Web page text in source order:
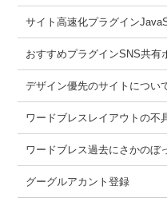
サイト高速化プラグイン
おすすめプラグインSNS共有
デザイン優先のサイトについ
ワードブレスレイアウトの不
ワードブレス過去にさかのぼ
グーグルアカント登録